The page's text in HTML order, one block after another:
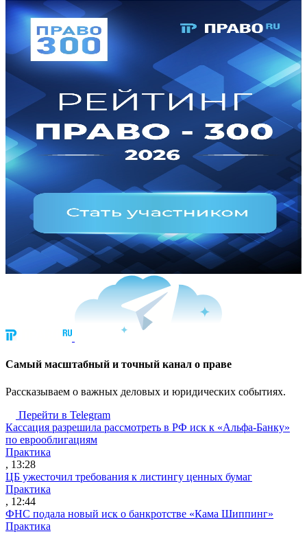
Cамый масштабный и точный канал о праве
Рассказываем о важных деловых и юридических событиях.
Перейти в Telegram
Кассация разрешила рассмотреть в РФ иск к «Альфа-Банку»
по еврооблигациям
Практика
, 13:28
ЦБ ужесточил требования к листингу ценных бумаг
Практика
, 12:44
ФНС подала новый иск о банкротстве «Кама Шиппинг»
Практика